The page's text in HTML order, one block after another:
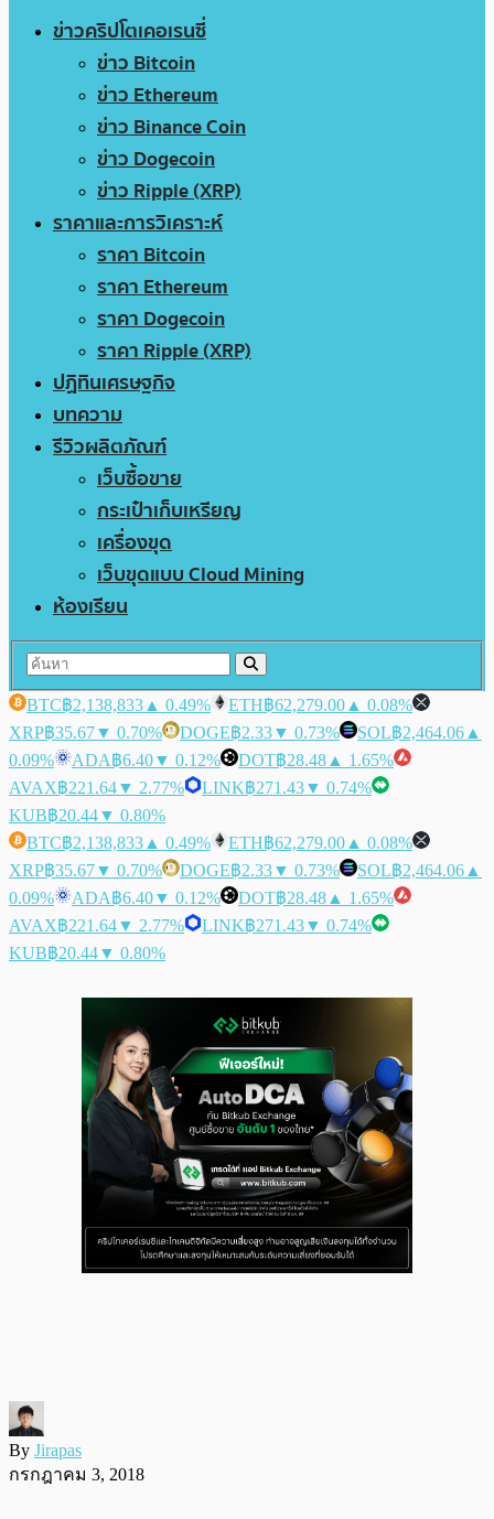
ข่าวคริปโตเคอเรนซี่
ข่าว Bitcoin
ข่าว Ethereum
ข่าว Binance Coin
ข่าว Dogecoin
ข่าว Ripple (XRP)
ราคาและการวิเคราะห์
ราคา Bitcoin
ราคา Ethereum
ราคา Dogecoin
ราคา Ripple (XRP)
ปฏิทินเศรษฐกิจ
บทความ
รีวิวผลิตภัณฑ์
เว็บซื้อขาย
กระเป๋าเก็บเหรียญ
เครื่องขุด
เว็บขุดแบบ Cloud Mining
ห้องเรียน
BTC฿2,138,833 ▲ 0.49% ETH฿62,279.00 ▲ 0.08%
XRP฿35.67▼ 0.70% DOGE฿2.33▼ 0.73% SOL฿2,464.06 ▲
0.09%
ADA฿6.40▼ 0.12% DOT฿28.48 ▲ 1.65%
AVAX฿221.64▼ 2.77% LINK฿271.43▼ 0.74%
KUB฿20.44▼ 0.80%
BTC฿2,138,833 ▲ 0.49% ETH฿62,279.00 ▲ 0.08%
XRP฿35.67▼ 0.70% DOGE฿2.33▼ 0.73% SOL฿2,464.06 ▲
0.09%
ADA฿6.40▼ 0.12% DOT฿28.48 ▲ 1.65%
AVAX฿221.64▼ 2.77% LINK฿271.43▼ 0.74%
KUB฿20.44▼ 0.80%
By Jirapas
กรกฎาคม 3, 2018